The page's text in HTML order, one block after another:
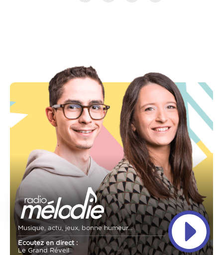
Musique, actu, jeux, bonne humeur...
Ecoutez en direct :
Le Grand Réveil